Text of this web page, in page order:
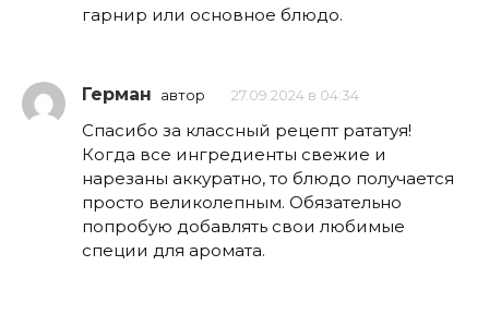
гарнир или основное блюдо.
Герман автор 27.09.2024 в 04:34
Спасибо за классный рецепт рататуя!
Когда все ингредиенты свежие и
нарезаны аккуратно, то блюдо получается
просто великолепным. Обязательно
попробую добавлять свои любимые
специи для аромата.